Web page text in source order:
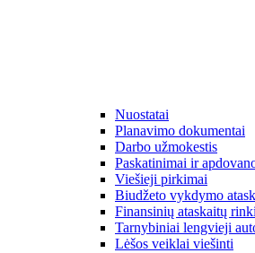
Nuostatai
Planavimo dokumentai
Darbo užmokestis
Paskatinimai ir
Viešieji pirkimai
Biudžeto vykdymo
Finansinių ataskaitų
Tarnybiniai lengvieji
Lėšos veiklai viešinti